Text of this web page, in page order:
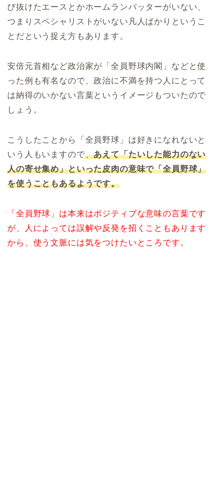
び抜けたエースとかホームランバッターがいない、
つまりスペシャリストがいない凡人ばかりというこ
とだという捉え方もあります。
安倍元首相など政治家が「全員野球内閣」などと使
った例も有名なので、政治に不満を持つ人にとって
は納得のいかない言葉というイメージもついたので
しょう。
こうしたことから「全員野球」は好きになれないと
いう人もいますので、あえて「たいした能力のない
人の寄せ集め」といった皮肉の意味で「全員野球」
を使うこともあるようです。
「全員野球」は本来はポジティブな意味の言葉です
が、人によっては誤解や反発を招くこともあります
から、使う文脈には気をつけたいところです。